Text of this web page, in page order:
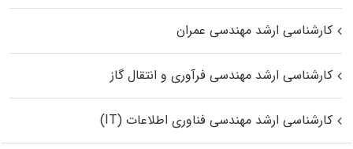
کارشناسی ارشد مهندسی عمران
کارشناسی ارشد مهندسی فرآوری و انتقال گاز
کارشناسی ارشد مهندسی فناوری اطلاعات (IT)